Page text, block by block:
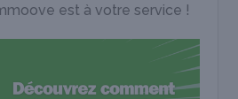
est à votre service !